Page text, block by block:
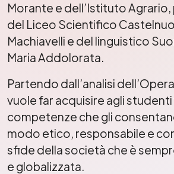
Morante e dell’Istituto Agrario,
del Liceo Scientifico
Machiavelli e del linguistico
Maria Addolorata.
Partendo dall’analisi
vuole far acquisire agli studenti
competenze che gli
modo etico, responsabile e
sfide della società che è
e globalizzata.